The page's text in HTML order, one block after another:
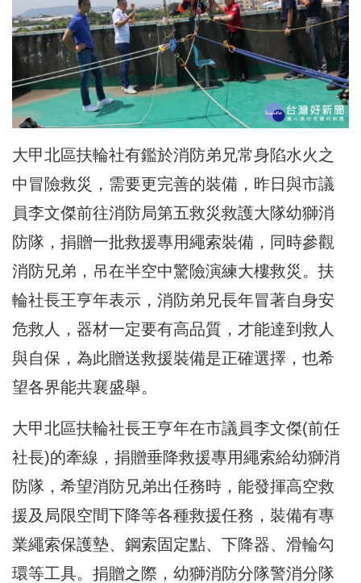
大甲北區扶輪社有鑑於消防弟兄常身陷水火之
中冒險救災，需要更完善的裝備，昨日與市議
員李文傑前往消防局第五救災救護大隊幼獅消
防隊，捐贈一批救援專用繩索裝備，同時參觀
消防兄弟，吊在半空中驚險演練大樓救災。扶
輪社長王亨年表示，消防弟兄長年冒著自身安
危救人，器材一定要有高品質，才能達到救人
與自保，為此贈送救援裝備是正確選擇，也希
望各界能共襄盛舉。
大甲北區扶輪社長王亨年在市議員李文傑(前任
社長)的牽線，捐贈垂降救援專用繩索給幼獅消
防隊，希望消防兄弟出任務時，能發揮高空救
援及局限空間下降等各種救援任務，裝備有專
業繩索保護墊、鋼索固定點、下降器、滑輪勾
環等工具。捐贈之際，幼獅消防分隊警消分隊